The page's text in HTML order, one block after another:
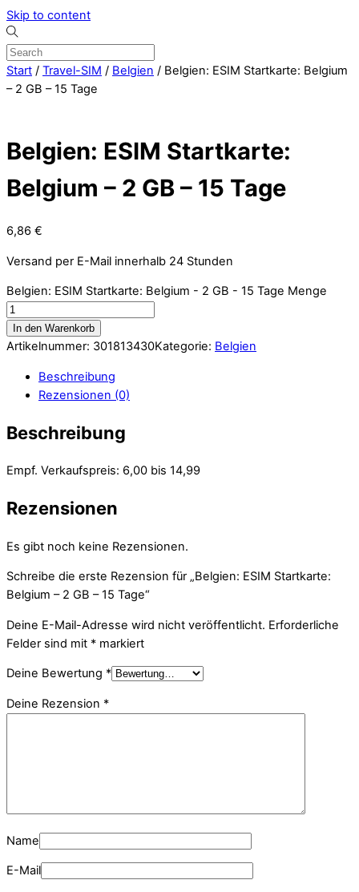
Skip to content
Start / Travel-SIM / Belgien / Belgien: ESIM Startkarte: Belgium
– 2 GB – 15 Tage
Belgien: ESIM Startkarte:
Belgium – 2 GB – 15 Tage
6,86 €
Versand per E-Mail innerhalb 24 Stunden
Belgien: ESIM Startkarte: Belgium - 2 GB - 15 Tage Menge
In den Warenkorb
Artikelnummer: 301813430Kategorie: Belgien
Beschreibung
Rezensionen (0)
Beschreibung
Empf. Verkaufspreis: 6,00 bis 14,99
Rezensionen
Es gibt noch keine Rezensionen.
Schreibe die erste Rezension für „Belgien: ESIM Startkarte:
Belgium – 2 GB – 15 Tage“
Deine E-Mail-Adresse wird nicht veröffentlicht. Erforderliche
Felder sind mit * markiert
Deine Bewertung *
Deine Rezension *
Name
E-Mail